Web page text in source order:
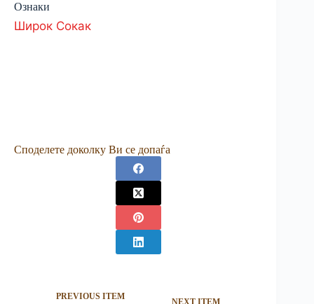
Ознаки
Широк Сокак
Споделете доколку Ви се допаѓа
PREVIOUS ITEM